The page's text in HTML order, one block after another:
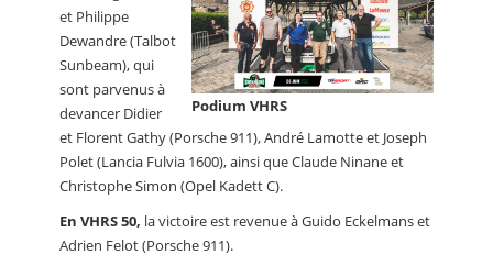
Podium VHRS
et Philippe
Dewandre (Talbot
Sunbeam), qui
sont parvenus à
devancer Didier
et Florent Gathy (Porsche 911), André Lamotte et Joseph
Polet (Lancia Fulvia 1600), ainsi que Claude Ninane et
Christophe Simon (Opel Kadett C).
En VHRS 50, la victoire est revenue à Guido Eckelmans et
Adrien Felot (Porsche 911).